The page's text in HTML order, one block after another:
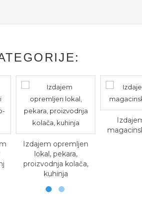
opremljen
pekara,
kolača,
Izdajem halu-
magacinski prostor